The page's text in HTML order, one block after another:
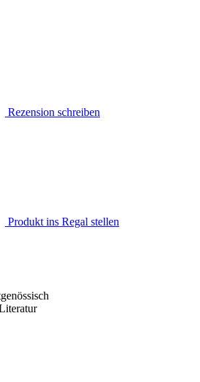
Rezension schreiben
Produkt ins Regal stellen